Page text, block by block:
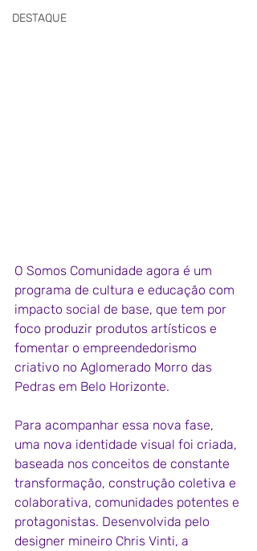
DESTAQUE
O Somos Comunidade agora é um
programa de cultura e educação com
impacto social de base, que tem por
foco produzir produtos artísticos e
fomentar o empreendedorismo
criativo no Aglomerado Morro das
Pedras em Belo Horizonte.
Para acompanhar essa nova fase,
uma nova identidade visual foi criada,
baseada nos conceitos de constante
transformação, construção coletiva e
colaborativa, comunidades potentes e
protagonistas. Desenvolvida pelo
designer mineiro Chris Vinti, a